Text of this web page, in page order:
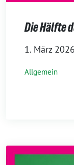
Die Hälfte
1. März 2026
Allgemein